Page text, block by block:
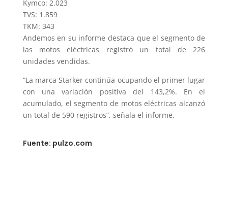
Kymco: 2.023
TVS: 1.859
TKM: 343
Andemos en su informe destaca que el segmento de
las motos eléctricas registró un total de 226
unidades vendidas.
“La marca Starker continúa ocupando el primer lugar
con una variación positiva del 143,2%. En el
acumulado, el segmento de motos eléctricas alcanzó
un total de 590 registros”, señala el informe.
Fuente: pulzo.com